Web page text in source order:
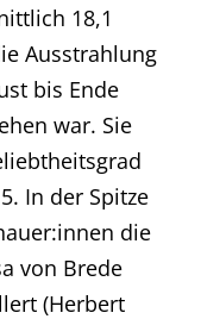
18,1
Ausstrahlung
bis Ende
war. Sie
In der Spitze
die
von Brede
(Herbert